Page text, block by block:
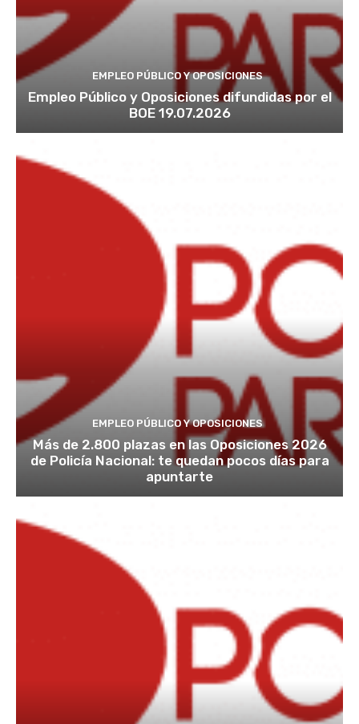
EMPLEO PÚBLICO Y OPOSICIONES
Empleo Público y Oposiciones difundidas por el
BOE 19.07.2026
EMPLEO PÚBLICO Y OPOSICIONES
Más de 2.800 plazas en las Oposiciones 2026
de Policía Nacional: te quedan pocos días para
apuntarte